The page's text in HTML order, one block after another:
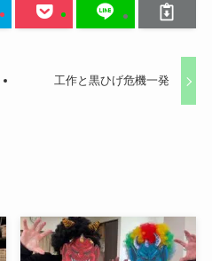
工作と黒ひげ危機一発